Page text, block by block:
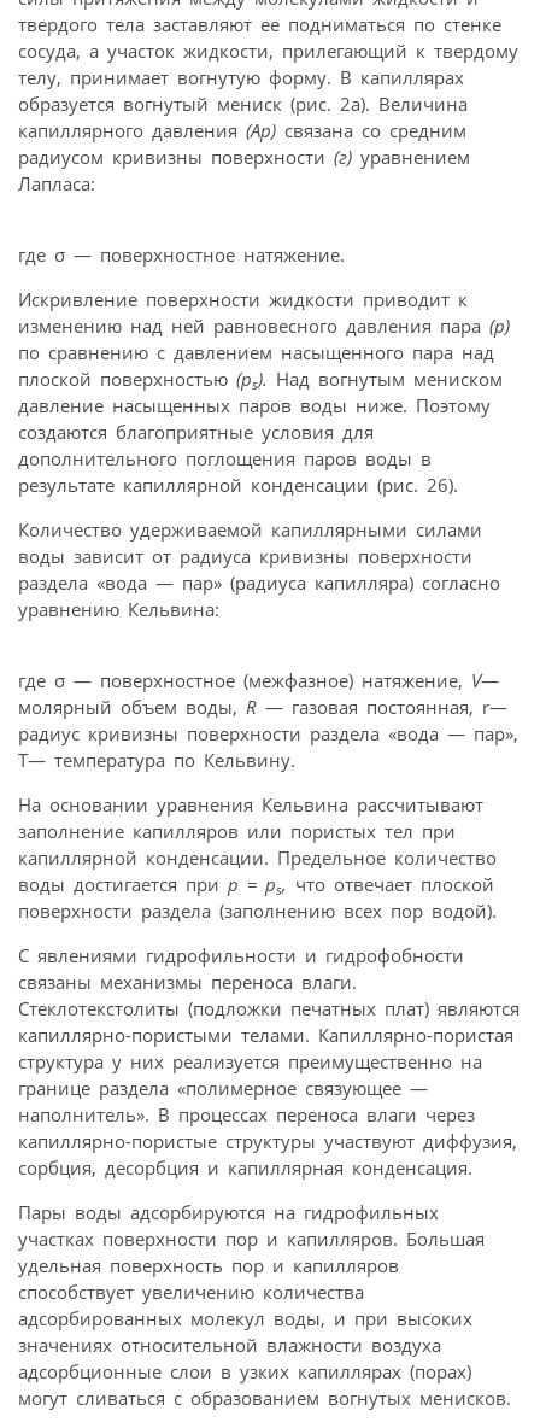
твердого тела заставляют ее подниматься по стенке
сосуда, а участок жидкости, прилегающий к твердому
телу, принимает вогнутую форму. В капиллярах
образуется вогнутый мениск (рис. 2а). Величина
капиллярного давления (Ар) связана со средним
радиусом кривизны поверхности (г) уравнением
Лапласа:
где σ — поверхностное натяжение.
Искривление поверхности жидкости приводит к
изменению над ней равновесного давления пара (р)
по сравнению с давлением насыщенного пара над
плоской поверхностью (ps). Над вогнутым мениском
давление насыщенных паров воды ниже. Поэтому
создаются благоприятные условия для
дополнительного поглощения паров воды в
результате капиллярной конденсации (рис. 26).
Количество удерживаемой капиллярными силами
воды зависит от радиуса кривизны поверхности
раздела «вода — пар» (радиуса капилляра) согласно
уравнению Кельвина:
где σ — поверхностное (межфазное) натяжение, V—
молярный объем воды, R — газовая постоянная, r—
радиус кривизны поверхности раздела «вода — пар»,
Т— температура по Кельвину.
На основании уравнения Кельвина рассчитывают
заполнение капилляров или пористых тел при
капиллярной конденсации. Предельное количество
воды достигается при р = ps, что отвечает плоской
поверхности раздела (заполнению всех пор водой).
С явлениями гидрофильности и гидрофобности
связаны механизмы переноса влаги.
Стеклотекстолиты (подложки печатных плат) являются
капиллярно-пористыми телами. Капиллярно-пористая
структура у них реализуется преимущественно на
границе раздела «полимерное связующее —
наполнитель». В процессах переноса влаги через
капиллярно-пористые структуры участвуют диффузия,
сорбция, десорбция и капиллярная конденсация.
Пары воды адсорбируются на гидрофильных
участках поверхности пор и капилляров. Большая
удельная поверхность пор и капилляров
способствует увеличению количества
адсорбированных молекул воды, и при высоких
значениях относительной влажности воздуха
адсорбционные слои в узких капиллярах (порах)
могут сливаться с образованием вогнутых менисков.